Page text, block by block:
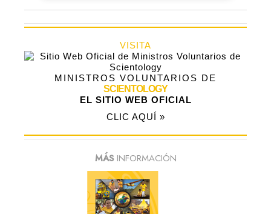
VISITA
MINISTROS VOLUNTARIOS DE
SCIENTOLOGY
EL SITIO WEB OFICIAL
CLIC AQUÍ »
MÁSINFORMACIÓN